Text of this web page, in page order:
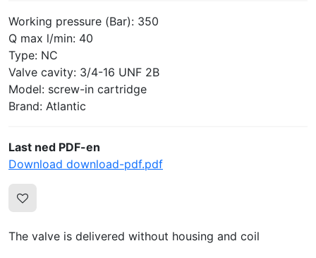
Working pressure (Bar): 350
Q max l/min: 40
Type: NC
Valve cavity: 3/4-16 UNF 2B
Model: screw-in cartridge
Brand: Atlantic
Last ned PDF-en
Download download-pdf.pdf
The valve is delivered without housing and coil